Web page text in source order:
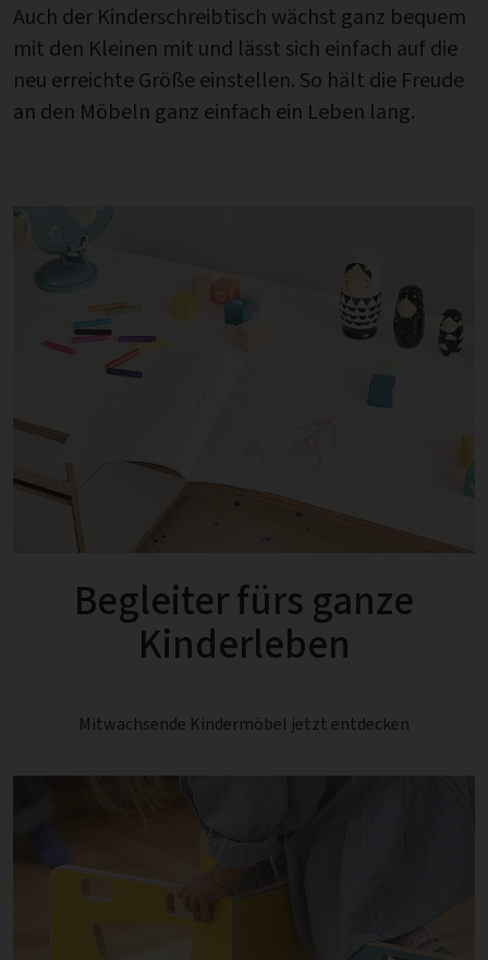
Auch der Kinderschreibtisch wächst ganz bequem
mit den Kleinen mit und lässt sich einfach auf die
neu erreichte Größe einstellen. So hält die Freude
an den Möbeln ganz einfach ein Leben lang.
Begleiter fürs ganze
Kinderleben
Mitwachsende Kindermöbel jetzt entdecken